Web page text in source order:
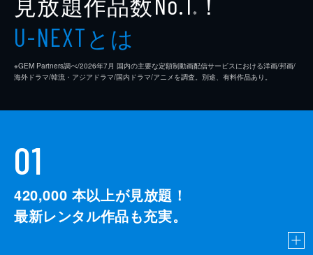
※
U-NEXTとは
※GEM Partners調べ/2026年7⽉ 国内の主要な定額制動画配信サービスにおける洋画/邦画/
海外ドラマ/韓流・アジアドラマ/国内ドラマ/アニメを調査。別途、有料作品あり。
01
420,000 本以上が見放題！
最新レンタル作品も充実。